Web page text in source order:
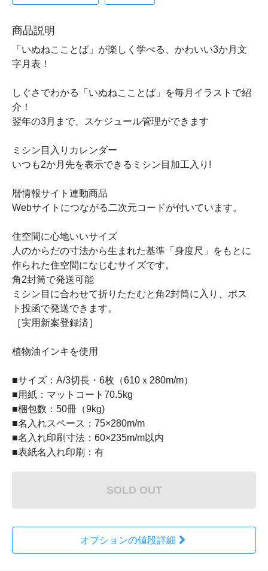
商品説明
「いぬねこことば」が楽しく学べる、かわいい3か月文
字月表！
しぐさでわかる「いぬねこことば」を毎月イラストで紹
介！
翌年の3月まで、スケジュール管理ができます
ミシン目入りカレンダー
いつも2か月先を表示できるミシン目加工入り!
暦情報サイト連動商品
Webサイトにつながる二次元コードが付いています。
住空間に心地いいサイズ
人のからだの寸法から生まれた基準「身度尺」をもとに
作られた住空間になじむサイズです。
角2封筒で発送可能
ミシン目に合わせて折りたたむと角2封筒に入り、ポス
ト投函で発送できます。
［実用新案登録済］
植物油インキを使用
■サイズ：A/3切長・6枚（610ｘ280m/m）
■用紙：マットコート70.5kg
■梱包数：50冊（9kg)
■名入れスペース：75×280m/m
■名入れ印刷寸法：60×235m/m以内
■表紙名入れ印刷：有
SOLD OUT
オプションの値段詳細